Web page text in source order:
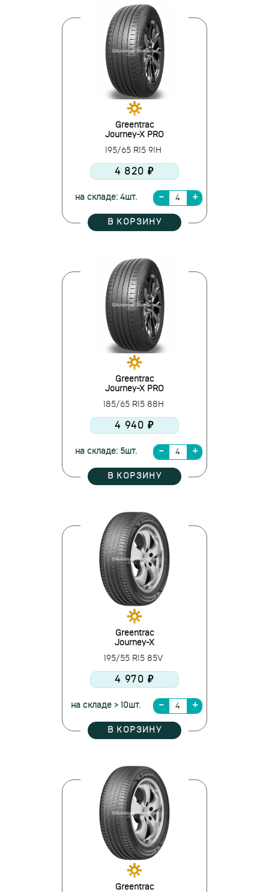
Greentrac
Journey-X PRO
195/65 R15 91H
4 820 ₽
на складе: 4шт.
В КОРЗИНУ
Greentrac
Journey-X PRO
185/65 R15 88H
4 940 ₽
на складе: 5шт.
В КОРЗИНУ
Greentrac
Journey-X
195/55 R15 85V
4 970 ₽
на складе > 10шт.
В КОРЗИНУ
Greentrac